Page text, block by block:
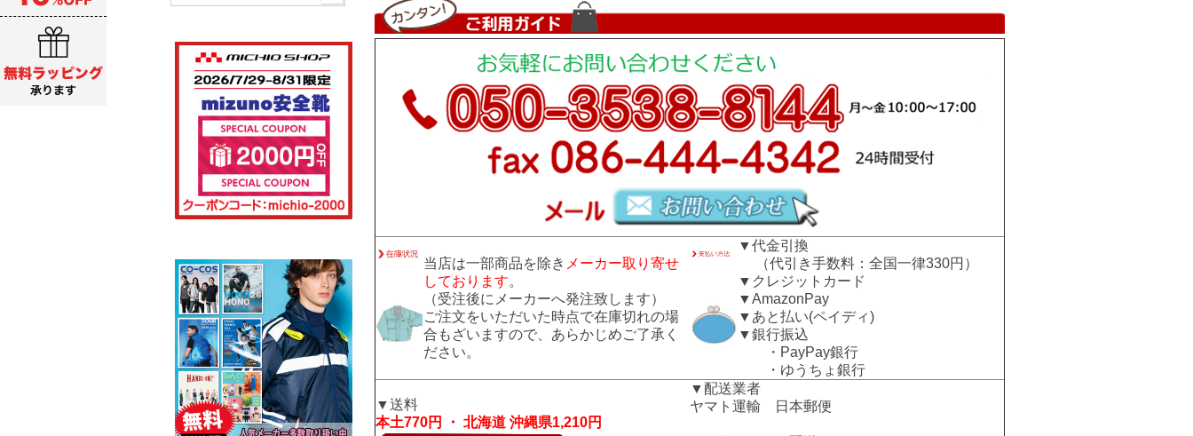
当店は一部商品を除き メーカー取り寄せ
しております。
（受注後にメーカーへ発注致します）
ご注文をいただいた時点で在庫切れの場
合もざいますので、あらかじめご了承く
ださい。
▼代金引換
（代引き手数料：全国一律330円）
▼クレジットカード
▼AmazonPay
▼あと払い(ペイディ)
▼銀行振込
・PayPay銀行
・ゆうちょ銀行
▼送料
本土770円 ・ 北海道 沖縄県1,210円
▼配送業者
ヤマト運輸 日本郵便